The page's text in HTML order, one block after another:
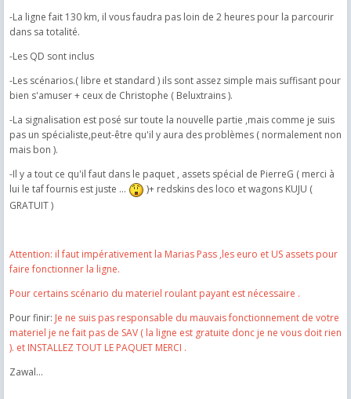
-La ligne fait 130 km, il vous faudra pas loin de 2 heures pour la parcourir
dans sa totalité.
-Les QD sont inclus
-Les scénarios.( libre et standard ) ils sont assez simple mais suffisant pour
bien s'amuser + ceux de Christophe ( Beluxtrains ).
-La signalisation est posé sur toute la nouvelle partie ,mais comme je suis
pas un spécialiste,peut-être qu'il y aura des problèmes ( normalement non
mais bon ).
-Il y a tout ce qu'il faut dans le paquet , assets spécial de PierreG ( merci à
lui le taf fournis est juste ...
)+ redskins des loco et wagons KUJU (
GRATUIT )
Attention: il faut impérativement la Marias Pass ,les euro et US assets pour
faire fonctionner la ligne.
Pour certains scénario du materiel roulant payant est nécessaire .
Pour finir: Je ne suis pas responsable du mauvais fonctionnement de votre
materiel je ne fait pas de SAV ( la ligne est gratuite donc je ne vous doit rien
). et INSTALLEZ TOUT LE PAQUET MERCI .
Zawal...